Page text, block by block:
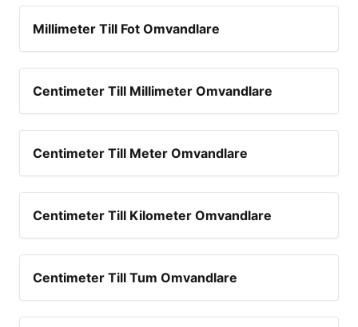
Millimeter Till Fot Omvandlare
Centimeter Till Millimeter Omvandlare
Centimeter Till Meter Omvandlare
Centimeter Till Kilometer Omvandlare
Centimeter Till Tum Omvandlare